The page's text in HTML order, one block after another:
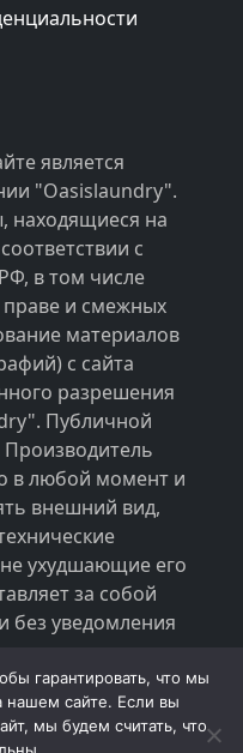
является
"Oasislaundry".
находящиеся на
с
в том числе
и смежных
материалов
с сайта
разрешения
Публичной
Производитель
в любой момент и
внешний вид,
ухудшающие его
за собой
без уведомления
прачечных и
гарантировать, что мы
сайте. Если вы
мы будем считать, что